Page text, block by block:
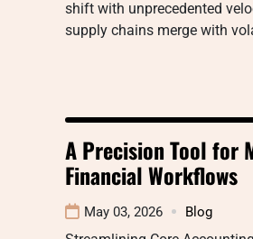
shift with unprecedented
supply chains merge with
A Precision Tool for
Financial Workflows
May 03, 2026 Blog